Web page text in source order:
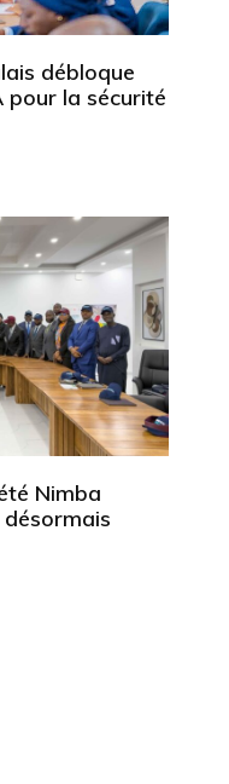
débloque
pour la sécurité
Nimba